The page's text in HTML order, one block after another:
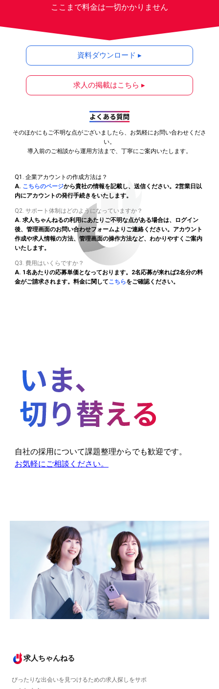
ここまで料金は一切かかりません
資料ダウンロード ▸
求人の掲載はこちら ▸
そのほかにもご不明な点がございましたら、お気軽にお問い合わせくださ
い。
導入前のご相談から運用方法まで、丁寧にご案内いたします。
Q1. 企業アカウントの作成方法は？
A. こちらのページから貴社の情報を記載し、送信ください。2営業日以
内にアカウントの発行手続きをいたします。
Q2. サポート体制はどのようになっていますか？
A. 求人ちゃんねるの利用にあたりご不明な点がある場合は、ログイン
後、管理画面のお問い合わせフォームよりご連絡ください。アカウント
作成や求人情報の方法、管理画面の操作方法など、わかりやすくご案内
いたします。
Q3. 費用はいくらですか？
A. 1名あたりの応募単価となっております。2名応募が来れば2名分の料
金がご請求されます。料金に関してこちらをご確認ください。
自社の採用について課題整理からでも歓迎です。
お気軽にご相談ください。
求人ちゃんねる
ぴったりな出会いを見つけるための求人探しをサポ